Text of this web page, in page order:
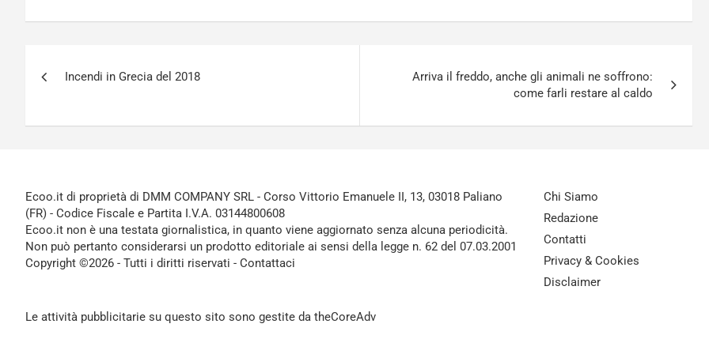
Incendi in Grecia del 2018
Arriva il freddo, anche gli animali ne soffrono:
come farli restare al caldo
Ecoo.it di proprietà di DMM COMPANY SRL - Corso Vittorio Emanuele II, 13, 03018 Paliano
(FR) - Codice Fiscale e Partita I.V.A. 03144800608
Ecoo.it non è una testata giornalistica, in quanto viene aggiornato senza alcuna periodicità.
Non può pertanto considerarsi un prodotto editoriale ai sensi della legge n. 62 del 07.03.2001
Copyright ©2026 - Tutti i diritti riservati - Contattaci
Le attività pubblicitarie su questo sito sono gestite da theCoreAdv
Chi Siamo
Redazione
Contatti
Privacy & Cookies
Disclaimer